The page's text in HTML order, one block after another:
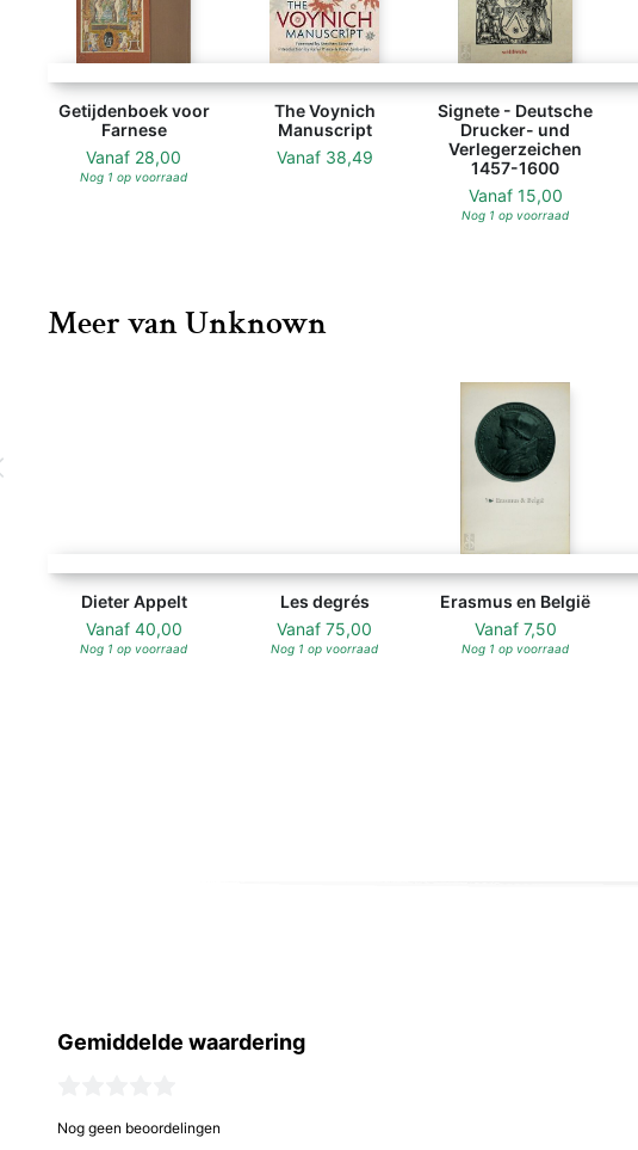
Getijdenboek voor
Farnese
Vanaf 28,00
Nog 1 op voorraad
The Voynich
Manuscript
Vanaf 38,49
Signete - Deutsche
Drucker- und
Verlegerzeichen
1457-1600
Vanaf 15,00
Nog 1 op voorraad
Meer van Unknown
Dieter Appelt
Vanaf 40,00
Nog 1 op voorraad
Les degrés
Vanaf 75,00
Nog 1 op voorraad
Erasmus en België
Vanaf 7,50
Nog 1 op voorraad
Gemiddelde waardering
Nog geen beoordelingen